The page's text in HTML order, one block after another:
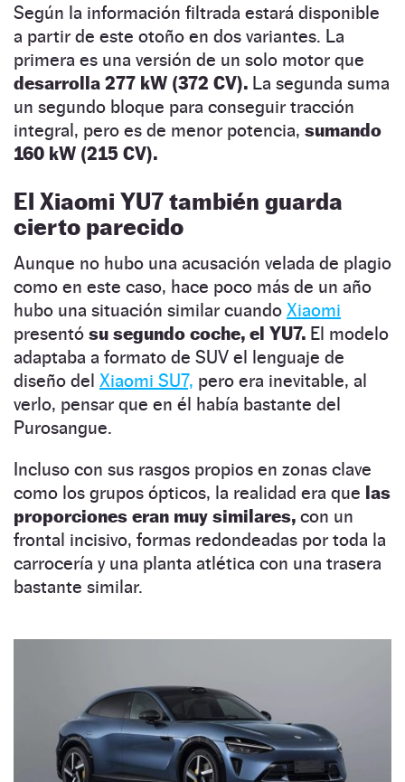
Según la información filtrada estará disponible
a partir de este otoño en dos variantes. La
primera es una versión de un solo motor que
desarrolla 277 kW (372 CV). La segunda suma
un segundo bloque para conseguir tracción
integral, pero es de menor potencia, sumando
160 kW (215 CV).
El Xiaomi YU7 también guarda
cierto parecido
Aunque no hubo una acusación velada de plagio
como en este caso, hace poco más de un año
hubo una situación similar cuando Xiaomi
presentó su segundo coche, el YU7. El modelo
adaptaba a formato de SUV el lenguaje de
diseño del Xiaomi SU7, pero era inevitable, al
verlo, pensar que en él había bastante del
Purosangue.
Incluso con sus rasgos propios en zonas clave
como los grupos ópticos, la realidad era que las
proporciones eran muy similares, con un
frontal incisivo, formas redondeadas por toda la
carrocería y una planta atlética con una trasera
bastante similar.